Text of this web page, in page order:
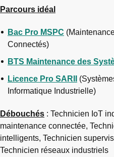
Parcours idéal
Bac Pro MSPC
Connectés)
BTS Maintenance des
Licence Pro SARII
Informatique Industrielle)
Débouchés : Technicien IoT
maintenance connectée,
intelligents, Technicien
Technicien réseaux industriels